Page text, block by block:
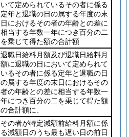
いて定められているその者に係る
定年と退職の日の属する年度の末
日におけるその者の年齢との差に
相当する年数一年につき百分の二
を乗じて得た額の合計額
退職日給料月額及び退職日給料月
額に退職の日において定められて
いるその者に係る定年と退職の日
の属する年度の末日におけるその
者の年齢との差に相当する年数一
年につき百分の二を乗じて得た額
の合計額に、
その者が特定減額前給料月額に係
る減額日のうち最も遅い日の前日